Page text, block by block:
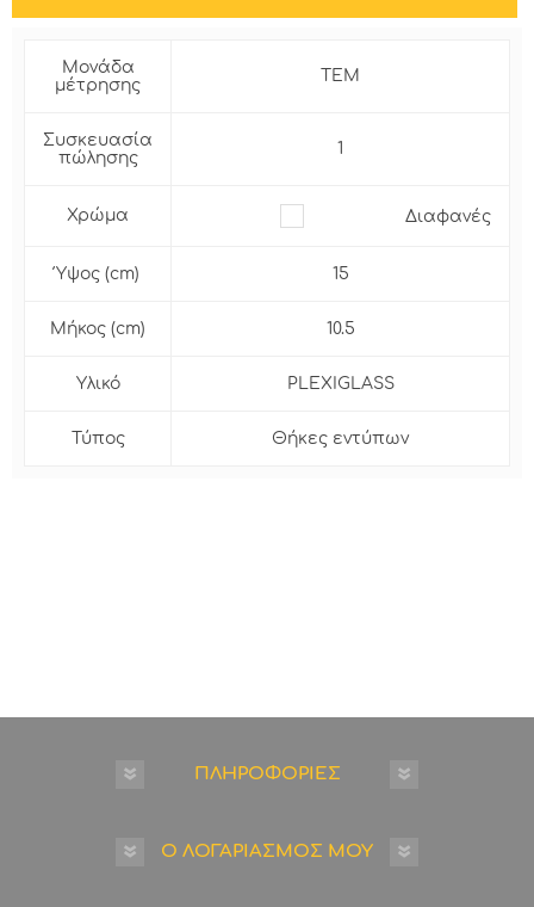
Μονάδα
μέτρησης
ΤΕΜ
Συσκευασία
πώλησης
1
Χρώμα Διαφανές
Ύψος (cm) 15
Μήκος (cm) 10.5
Υλικό PLEXIGLASS
Τύπος Θήκες εντύπων
ΠΛΗΡΟΦΟΡΙΕΣ
Ο ΛΟΓΑΡΙΑΣΜΟΣ ΜΟΥ